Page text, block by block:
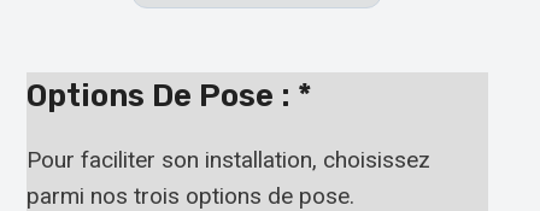
Options De Pose : *
Pour faciliter son installation, choisissez
parmi nos trois options de pose.